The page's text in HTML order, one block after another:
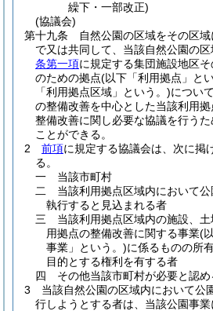
繰下・一部改正)
(協議会)
第十九条
自然公園の区域をその区
で又は共同して、当該自然公園の
条第一項に規定する集団施設地区
のための拠点(以下「利用拠点」と
「利用拠点区域」という。)につい
の整備改善を中心とした当該利用
整備改善に関し必要な協議を行う
ことができる。
2
前項に規定する協議会は、次に掲
る。
一
当該市町村
二
当該利用拠点区域内において
執行すると見込まれる者
三
当該利用拠点区域内の施設、
用拠点の整備改善に関する事業(
事業」という。)に係るものの所
目的とする権利を有する者
四
その他当該市町村が必要と認
3
当該自然公園の区域内において公
行しようとする者は、当該公園事